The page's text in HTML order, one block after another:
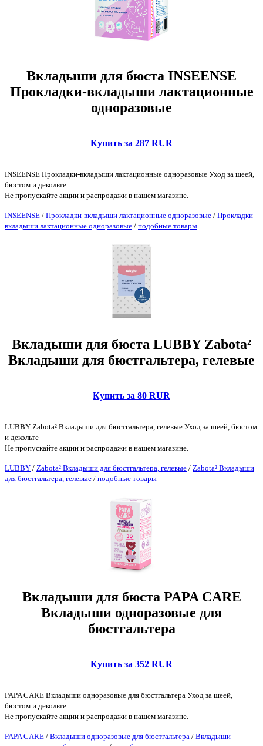
Вкладыши для бюста INSEENSE
Прокладки-вкладыши лактационные
одноразовые
Купить за 287 RUR
INSEENSE Прокладки-вкладыши лактационные одноразовые Уход за шеей,
бюстом и декольте
Не пропускайте акции и распродажи в нашем магазине.
INSEENSE / Прокладки-вкладыши лактационные одноразовые / Прокладки-
вкладыши лактационные одноразовые / подобные товары
Вкладыши для бюста LUBBY Zabota²
Вкладыши для бюстгальтера, гелевые
Купить за 80 RUR
LUBBY Zabota² Вкладыши для бюстгальтера, гелевые Уход за шеей, бюстом
и декольте
Не пропускайте акции и распродажи в нашем магазине.
LUBBY / Zabota² Вкладыши для бюстгальтера, гелевые / Zabota² Вкладыши
для бюстгальтера, гелевые / подобные товары
Вкладыши для бюста PAPA CARE
Вкладыши одноразовые для
бюстгальтера
Купить за 352 RUR
PAPA CARE Вкладыши одноразовые для бюстгальтера Уход за шеей,
бюстом и декольте
Не пропускайте акции и распродажи в нашем магазине.
PAPA CARE / Вкладыши одноразовые для бюстгальтера / Вкладыши